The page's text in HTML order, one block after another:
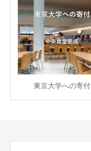
東京大学への寄付